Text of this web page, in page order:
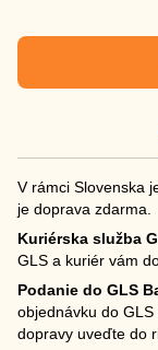
V rámci Slovenska
je doprava zdarma.
Kuriérska služba
GLS a kuriér vám
Podanie do GLS
objednávku do
dopravy uveďte do